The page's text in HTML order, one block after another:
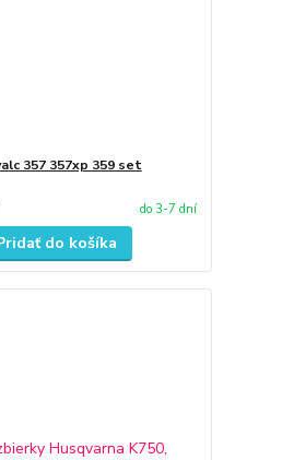
357 357xp 359 set
do 3-7 dní
do košíka